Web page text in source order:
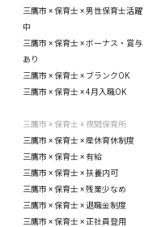
三鷹市 × 保育士 × 男性保育士活躍
中
三鷹市 × 保育士 × ボーナス・賞与
あり
三鷹市 × 保育士 × ブランクOK
三鷹市 × 保育士 × 4月入職OK
三鷹市 × 保育士 × 夜間保育所
三鷹市 × 保育士 × 産休育休制度
三鷹市 × 保育士 × 有給
三鷹市 × 保育士 × 扶養内可
三鷹市 × 保育士 × 残業少なめ
三鷹市 × 保育士 × 退職金制度
三鷹市 × 保育士 × 正社員登用